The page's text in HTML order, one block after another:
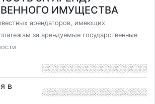
ИМУЩЕСТВА
арендаторов, имеющих
за арендуемые государственные
в